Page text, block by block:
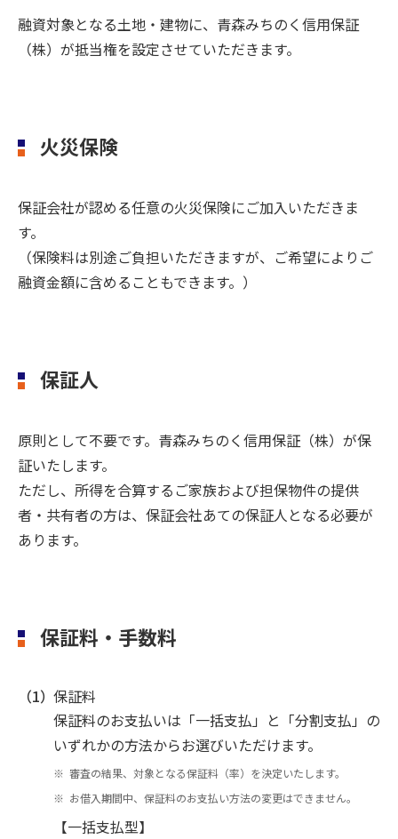
融資対象となる土地・建物に、青森みちのく信用保証
（株）が抵当権を設定させていただきます。
火災保険
保証会社が認める任意の火災保険にご加入いただきま
す。
（保険料は別途ご負担いただきますが、ご希望によりご
融資金額に含めることもできます。）
保証人
原則として不要です。青森みちのく信用保証（株）が保
証いたします。
ただし、所得を合算するご家族および担保物件の提供
者・共有者の方は、保証会社あての保証人となる必要が
あります。
保証料・手数料
（1）保証料
保証料のお支払いは「一括支払」と「分割支払」の
いずれかの方法からお選びいただけます。
審査の結果、対象となる保証料（率）を決定いたします。
お借入期間中、保証料のお支払い方法の変更はできません。
【一括支払型】